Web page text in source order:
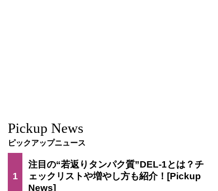
Pickup News
ピックアップニュース
1
注目の“若返りタンパク質”DEL-1とは？チ
ェックリストや増やし方も紹介！